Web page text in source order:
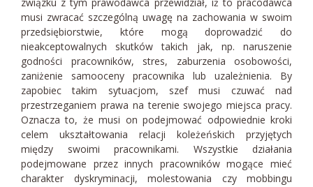
związku z tym prawodawca przewidział, iż to pracodawca
musi zwracać szczególną uwagę na zachowania w swoim
przedsiębiorstwie, które mogą doprowadzić do
nieakceptowalnych skutków takich jak, np. naruszenie
godności pracowników, stres, zaburzenia osobowości,
zaniżenie samooceny pracownika lub uzależnienia. By
zapobiec takim sytuacjom, szef musi czuwać nad
przestrzeganiem prawa na terenie swojego miejsca pracy.
Oznacza to, że musi on podejmować odpowiednie kroki
celem ukształtowania relacji koleżeńskich przyjętych
między swoimi pracownikami. Wszystkie działania
podejmowane przez innych pracowników mogące mieć
charakter dyskryminacji, molestowania czy mobbingu